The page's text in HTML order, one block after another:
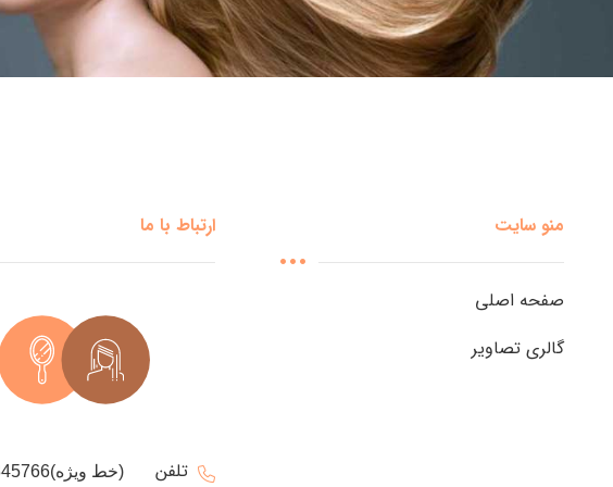
منو سایت
صفحه اصلی
گالری تصاویر
ارتباط با ما
تلفن 021-88845766(خط ویژه)